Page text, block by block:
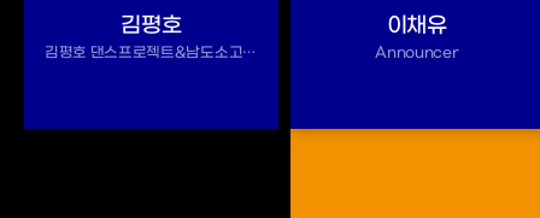
김평호
김평호 댄스프로젝트&남도소고춤 보존회
이채유
Announcer